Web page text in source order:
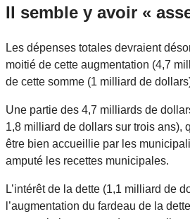
Il semble y avoir «
Les dépenses totales devraient
moitié de cette augmentation (4,7
de cette somme (1 milliard de
Une partie des 4,7 milliards de
1,8 milliard de dollars sur trois ans),
être bien accueillie par les
amputé les recettes municipales.
L’intérêt de la dette (1,1 milliard de
l’augmentation du fardeau de la